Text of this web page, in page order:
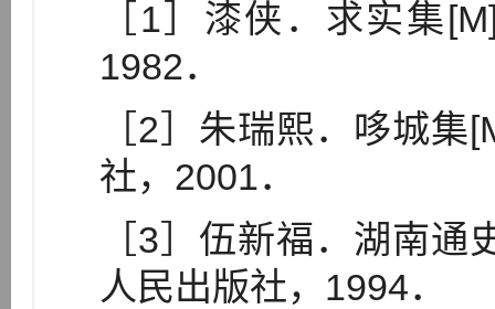
［1］漆侠．求实集
1982．
［2］朱瑞熙．哆城
社，2001．
［3］伍新福．湖南
人民出版社，1994．